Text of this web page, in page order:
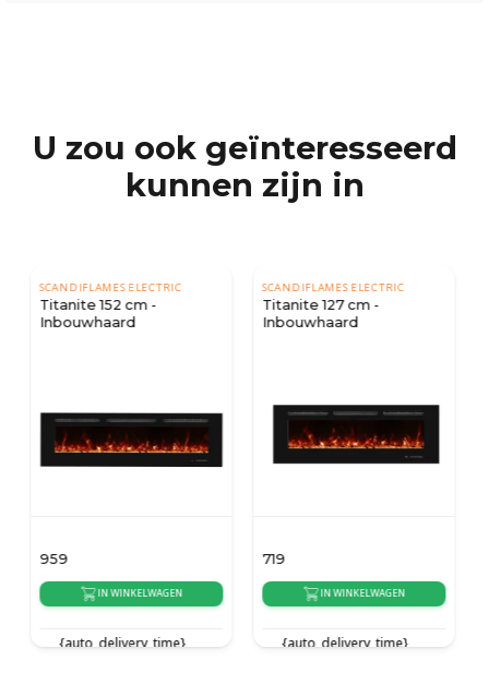
U zou ook geïnteresseerd
kunnen zijn in
SCANDIFLAMES ELECTRIC
Titanite 127 cm -
Inbouwhaard
719
IN WINKELWAGEN
{auto_delivery_time}
SCANDIFLAMES ELECTRIC
Titanite 91 cm -
Inbouwhaard
599
IN WINKELWAGEN
{auto_delivery_time}